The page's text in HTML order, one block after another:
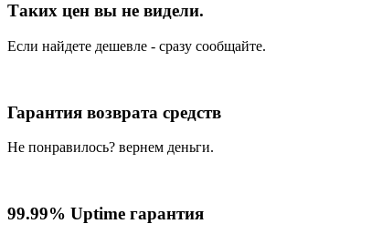
Таких цен вы не видели.
Если найдете дешевле - сразу сообщайте.
Гарантия возврата средств
Не понравилось? вернем деньги.
99.99% Uptime гарантия